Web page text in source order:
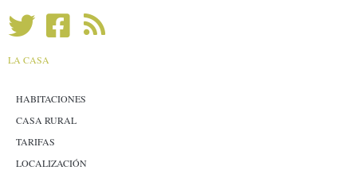
LA CASA
HABITACIONES
CASA RURAL
TARIFAS
LOCALIZACIÓN